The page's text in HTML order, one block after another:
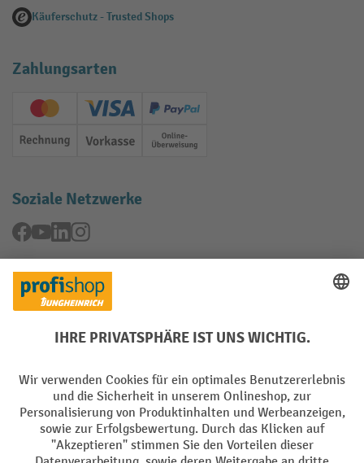
Käuferschutz - Trusted Shops
Zahlungsarten
Creditcard (Master)Creditcard (Visa)
PayPal
Rechnung Vorkasse Online-Überweisung
Soziale Netzwerke
Facebook
YouTubeLinkedInInstagram
Rücknahme-Services
Elektrogeräte Rückname
Batterie Rückname